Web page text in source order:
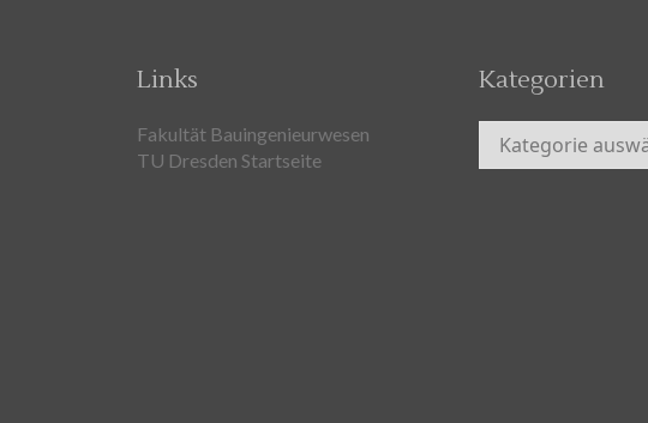
Links
Fakultät Bauingenieurwesen
TU Dresden Startseite
Kategorien
Kategorien